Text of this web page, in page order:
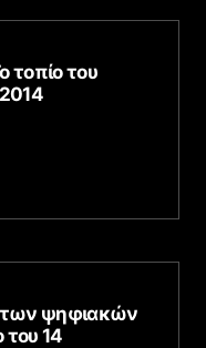
τοπίο του
των ψηφιακών
του 14